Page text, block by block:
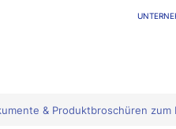
& Produktbroschüren zum